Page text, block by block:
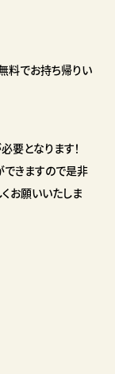
料でお持ち帰りい
要となります！
できますので是非
お願いいたしま